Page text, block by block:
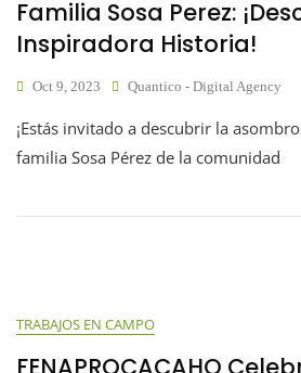
Familia Sosa Perez:
Inspiradora Historia!
Oct 9, 2023 Quantico - Digital Agency
¡Estás invitado a descubrir la
familia Sosa Pérez de la comunidad
TRABAJOS EN CAMPO